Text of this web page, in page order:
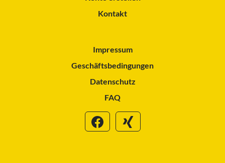
Kontakt
Impressum
Geschäftsbedingungen
Datenschutz
FAQ